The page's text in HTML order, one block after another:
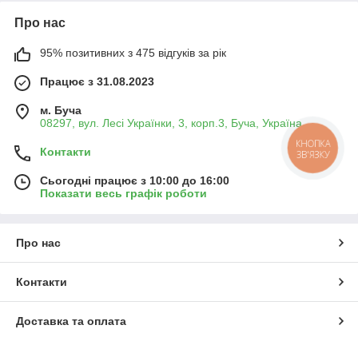
Про нас
95% позитивних з 475 відгуків за рік
Працює з 31.08.2023
м. Буча
08297, вул. Лесі Українки, 3, корп.3, Буча, Україна
Контакти
Сьогодні працює з 10:00 до 16:00
Показати весь графік роботи
Про нас
Контакти
Доставка та оплата
КНОПКА
ЗВ'ЯЗКУ